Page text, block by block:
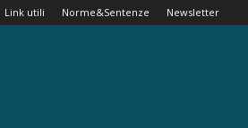
Link utili Norme&Sentenze Newsletter